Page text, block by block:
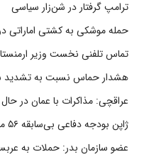
ترامپ گرفتار در شن‌زار سیاسی
حمله موشکی به کشتی اماراتی
تماس تلفنی نخست وزیر
هشدار حماس نسبت به تشدید
عراقچی: مذاکرات با عمان در
ژاپن بودجه دفاعی بی‌سابقه ۵۶ میلیارد دلاری را در نظر دارد
عضو سازمان بدر: حملات به